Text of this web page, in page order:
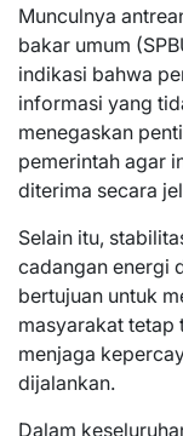
Munculnya
bakar umum
indikasi bahwa
informasi yang
menegaskan
pemerintah agar
diterima secara
Selain itu,
cadangan energi
bertujuan untuk
masyarakat tetap
menjaga
dijalankan.
Dalam